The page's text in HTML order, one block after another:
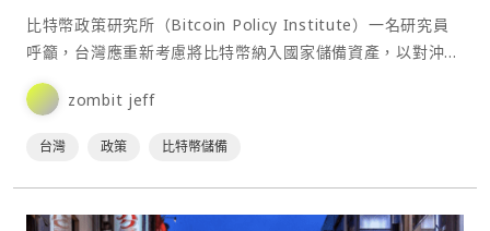
比特幣政策研究所（Bitcoin Policy Institute）一名研究員
呼籲，台灣應重新考慮將比特幣納入國家儲備資產，以對沖全
球動盪與潛在戰爭風險。⋯
zombit jeff
台灣 政策 比特幣儲備